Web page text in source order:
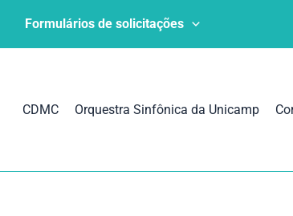
Formulários de solicitações
CDMC Orquestra Sinfônica da Unicamp